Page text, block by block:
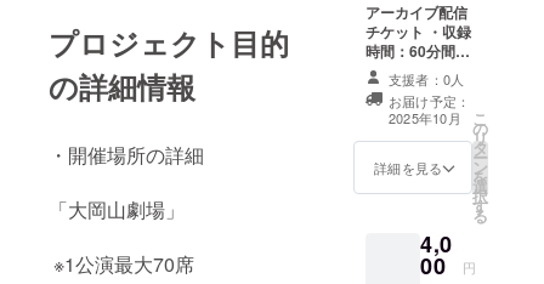
プロジェクト目的
の詳細情報
・開催場所の詳細
「大岡山劇場」
※1公演最大70席
アーカイブ配信
チケット ・収録
時間：60分間～
75分 ・提供方
法：メールに
URLを記載しま
す。
支援者：0人
お届け予定：
2025年10月
詳細を見る
こ
の
リ
タ
ー
ン
を
選
択
す
る
4,0
00 円